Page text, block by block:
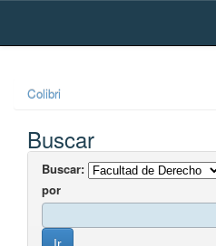
Skip
Colibri
Buscar
Buscar:
por